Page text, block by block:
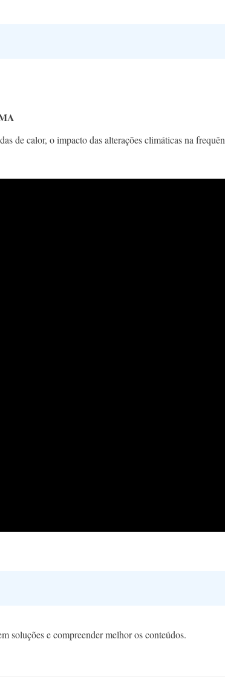
de calor, o impacto das alterações climáticas na
soluções e compreender melhor os conteúdos.